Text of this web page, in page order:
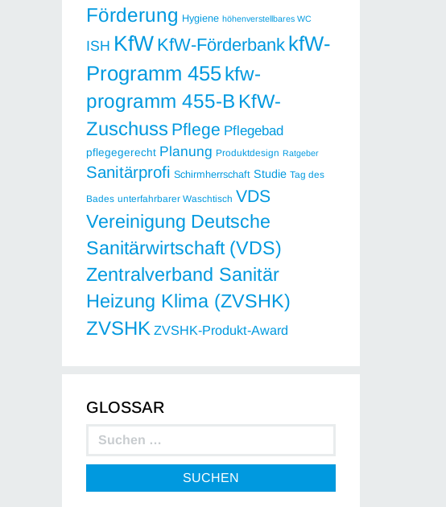
Förderung Hygiene höhenverstellbares WC
ISH KfW KfW-Förderbank kfW-
Programm 455kfw-
programm 455-B KfW-
Zuschuss Pflege Pflegebad
pflegegerecht Planung Produktdesign Ratgeber
Sanitärprofi Schirmherrschaft Studie Tag des
Bades unterfahrbarer Waschtisch VDS
Vereinigung Deutsche
Sanitärwirtschaft (VDS)
Zentralverband Sanitär
Heizung Klima (ZVSHK)
ZVSHK ZVSHK-Produkt-Award
GLOSSAR
SUCHEN